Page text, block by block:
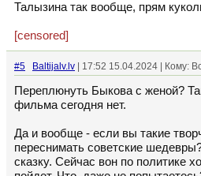
Талызина так вообще, прям
[censored]
#5 Baltijalv.lv | 17:52 15.04.2024 | Кому:
Переплюнуть Быкова с женой?
фильма сегодня нет.
Да и вообще - если вы такие
переснимать советские
сказку. Сейчас вон по политике